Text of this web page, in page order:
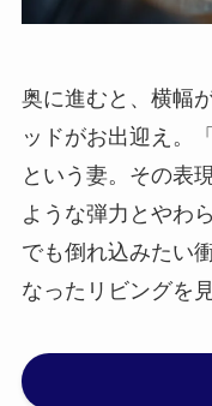
奥に進むと、横幅
ッドがお出迎え。
という妻。その表
ような弾力とやわ
でも倒れ込みたい
なったリビングを